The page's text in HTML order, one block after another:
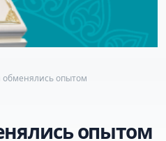
обменялись опытом
опытом